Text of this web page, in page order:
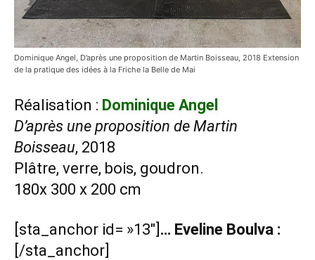
Dominique Angel, D’après une proposition de Martin Boisseau, 2018 Extension
de la pratique des idées à la Friche la Belle de Mai
Réalisation : Dominique Angel
D’après une proposition de Martin
Boisseau, 2018
Plâtre, verre, bois, goudron.
180x 300 x 200 cm
[sta_anchor id= »13″] … Eveline Boulva :
[/sta_anchor]